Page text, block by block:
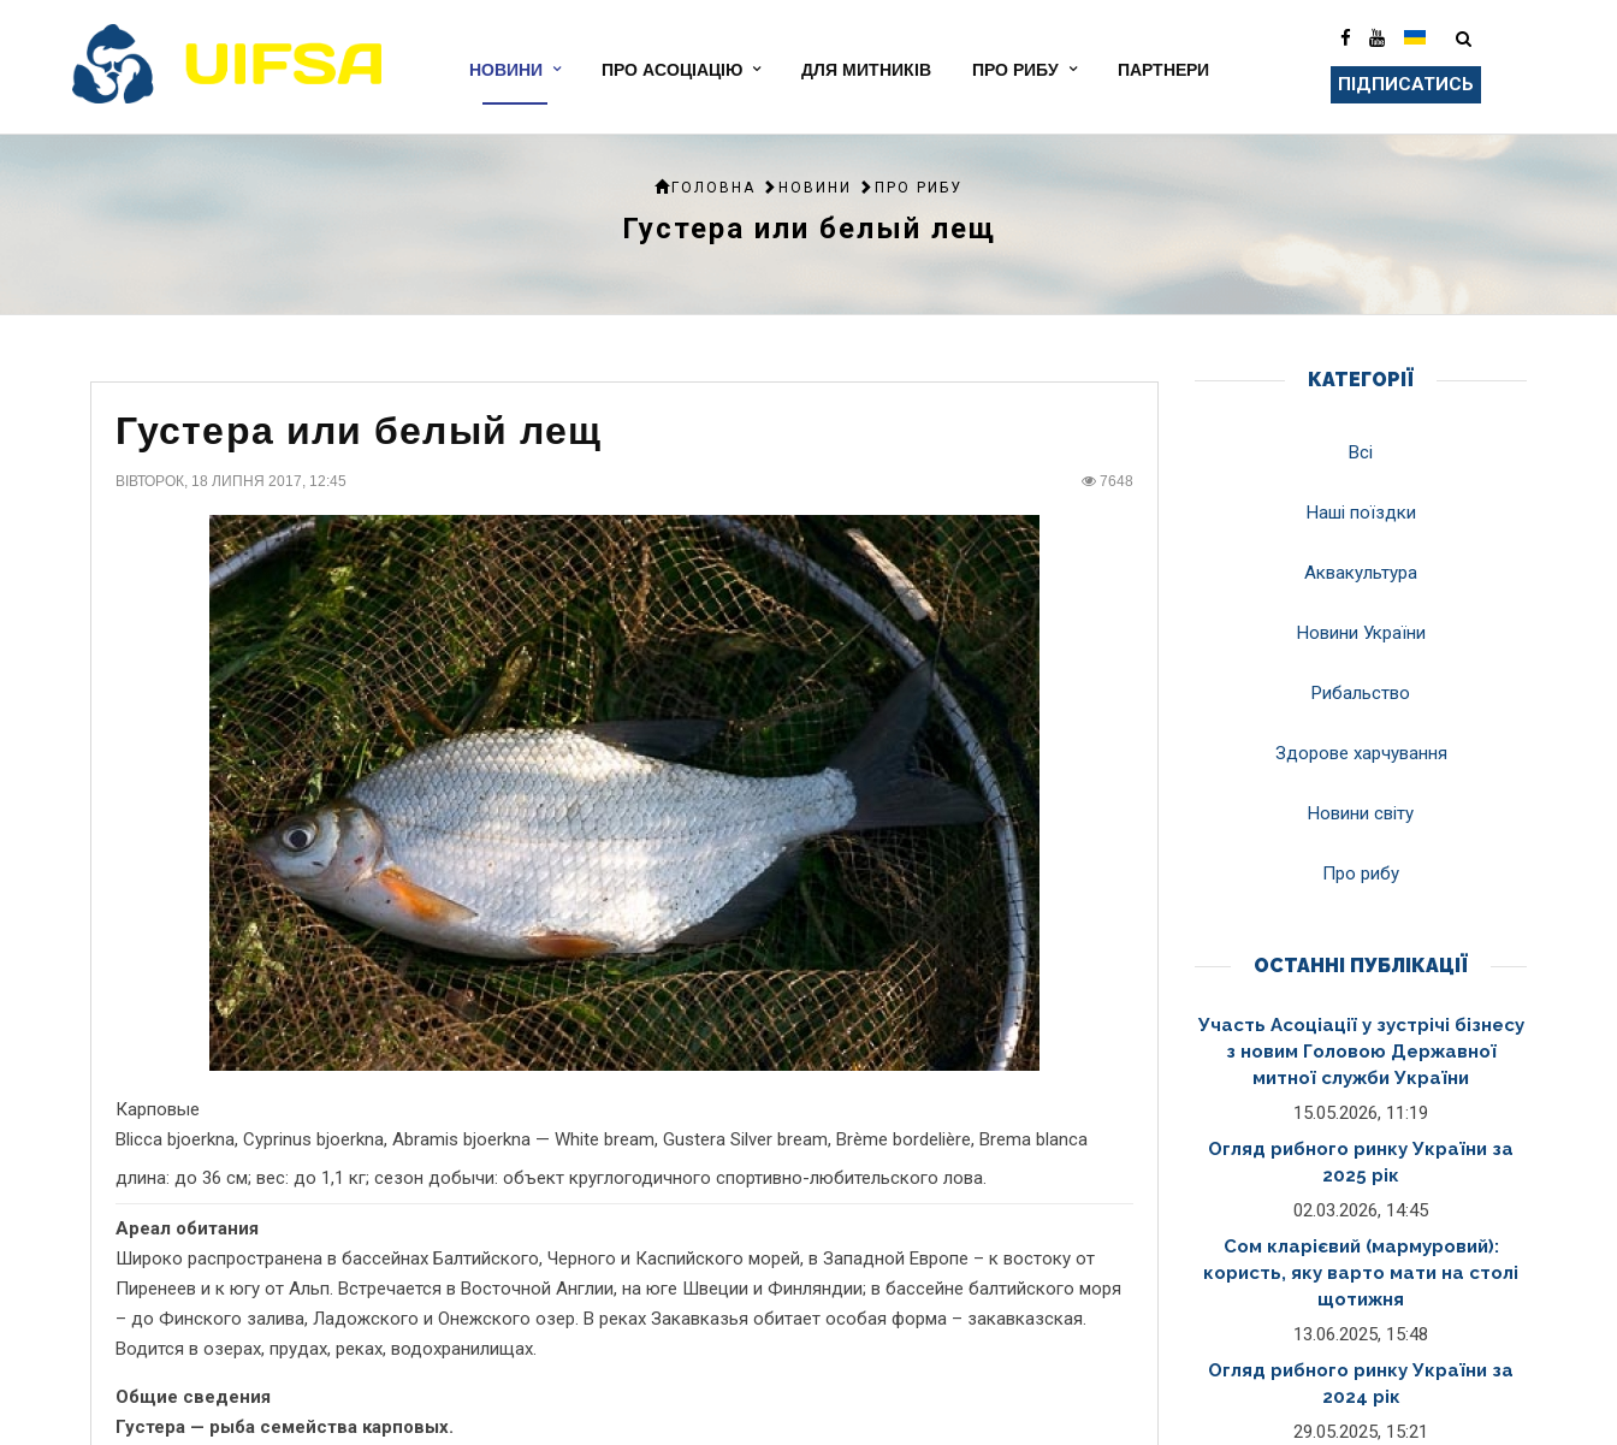
ПІДПИСАТИСЬ
НОВИНИ ПРО АСОЦІАЦІЮ ДЛЯ МИТНИКІВ ПРО РИБУ ПАРТНЕРИ
ГОЛОВНА НОВИНИ ПРО РИБУ
Густера или белый лещ
Густера или белый лещ
ВІВТОРОК, 18 ЛИПНЯ 2017, 12:45 7648
Карповые
Blicca bjoerkna, Cyprinus bjoerkna, Abramis bjoerkna — White bream, Gustera Silver bream, Brème bordelière, Brema blanca
длина: до 36 см; вес: до 1,1 кг; сезон добычи: объект круглогодичного спортивно-любительского лова.
Ареал обитания
Широко распространена в бассейнах Балтийского, Черного и Каспийского морей, в Западной Европе – к востоку от
Пиренеев и к югу от Альп. Встречается в Восточной Англии, на юге Швеции и Финляндии; в бассейне балтийского моря
– до Финского залива, Ладожского и Онежского озер. В реках Закавказья обитает особая форма – закавказская.
Водится в озерах, прудах, реках, водохранилищах.
Общие сведения
Густера — рыба семейства карповых.
КАТЕГОРІЇ
Всі
Наші поїздки
Аквакультура
Новини України
Рибальство
Здорове харчування
Новини світу
Про рибу
ОСТАННІ ПУБЛІКАЦІЇ
Участь Асоціації у зустрічі бізнесу
з новим Головою Державної
митної служби України
15.05.2026, 11:19
Огляд рибного ринку України за
2025 рік
02.03.2026, 14:45
Сом кларієвий (мармуровий):
користь, яку варто мати на столі
щотижня
13.06.2025, 15:48
Огляд рибного ринку України за
2024 рік
29.05.2025, 15:21